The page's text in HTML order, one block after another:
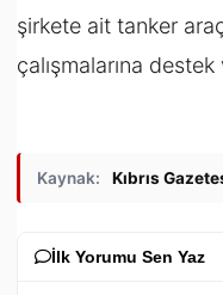
şirkete ait tanker
çalışmalarına
Kaynak: Kıbrıs
İlk Yorumu Sen Yaz